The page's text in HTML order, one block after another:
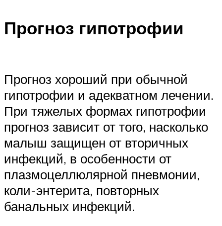
Прогноз гипотрофии
Прогноз хороший при обычной
гипотрофии и адекватном лечении.
При тяжелых формах гипотрофии
прогноз зависит от того, насколько
малыш защищен от вторичных
инфекций, в особенности от
плазмоцеллюлярной пневмонии,
коли-энтерита, повторных
банальных инфекций.